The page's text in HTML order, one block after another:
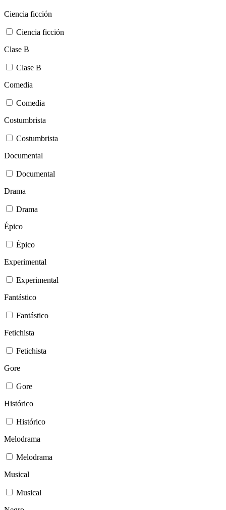
Ciencia ficción
Ciencia ficción
Clase B
Clase B
Comedia
Comedia
Costumbrista
Costumbrista
Documental
Documental
Drama
Drama
Épico
Épico
Experimental
Experimental
Fantástico
Fantástico
Fetichista
Fetichista
Gore
Gore
Histórico
Histórico
Melodrama
Melodrama
Musical
Musical